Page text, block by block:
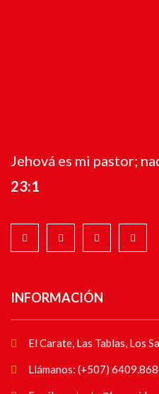
Jehová es mi pastor;
23:1
INFORMACIÓN
El Carate, Las Tablas, Los
Llámanos: (+507)